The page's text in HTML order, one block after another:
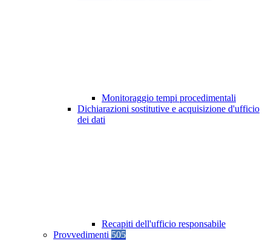
Monitoraggio tempi procedimentali
Dichiarazioni sostitutive e acquisizione d'ufficio
dei dati
Recapiti dell'ufficio responsabile
Provvedimenti 505